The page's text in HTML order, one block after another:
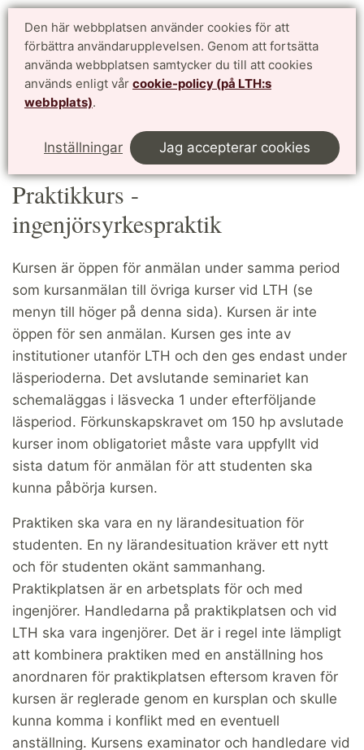
Den här webbplatsen använder cookies för att
förbättra användarupplevelsen. Genom att fortsätta
använda webbplatsen samtycker du till att cookies
används enligt vår cookie-policy (på LTH:s
webbplats).
Inställningar Jag accepterar cookies
Studentwebben LTH
för dig som studerar vid Lunds Tekniska Högskola English
Praktik i näringslivet
Praktikkurs - ingenjörsyrkespraktik
Praktikkurs -
ingenjörsyrkespraktik
Kursen är öppen för anmälan under samma period
som kursanmälan till övriga kurser vid LTH (se
menyn till höger på denna sida). Kursen är inte
öppen för sen anmälan. Kursen ges inte av
institutioner utanför LTH och den ges endast under
läsperioderna. Det avslutande seminariet kan
schemaläggas i läsvecka 1 under efterföljande
läsperiod. Förkunskapskravet om 150 hp avslutade
kurser inom obligatoriet måste vara uppfyllt vid
sista datum för anmälan för att studenten ska
kunna påbörja kursen.
Praktiken ska vara en ny lärandesituation för
studenten. En ny lärandesituation kräver ett nytt
och för studenten okänt sammanhang.
Praktikplatsen är en arbetsplats för och med
ingenjörer. Handledarna på praktikplatsen och vid
LTH ska vara ingenjörer. Det är i regel inte lämpligt
att kombinera praktiken med en anställning hos
anordnaren för praktikplatsen eftersom kraven för
kursen är reglerade genom en kursplan och skulle
kunna komma i konflikt med en eventuell
anställning. Kursens examinator och handledare vid